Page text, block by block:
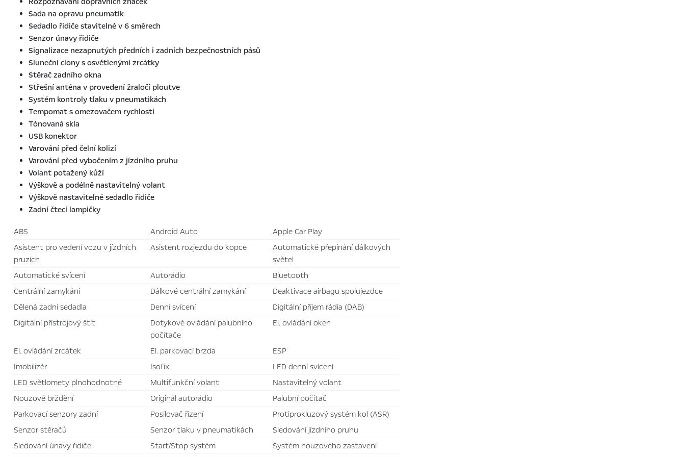
Sada na opravu pneumatik
Sedadlo řidiče stavitelné v 6 směrech
Senzor únavy řidiče
Signalizace nezapnutých předních i zadních bezpečnostních pásů
Sluneční clony s osvětlenými zrcátky
Stěrač zadního okna
Střešní anténa v provedení žraločí ploutve
Systém kontroly tlaku v pneumatikách
Tempomat s omezovačem rychlosti
Tónovaná skla
USB konektor
Varování před čelní kolizí
Varování před vybočením z jízdního pruhu
Volant potažený kůží
Výškově a podélně nastavitelný volant
Výškově nastavitelné sedadlo řidiče
Zadní čtecí lampičky
ABS Android Auto
Apple Car Play
asistent pro vedení vozu v jízdních
pruzích
asistent rozjezdu do kopce
automatické přepínání dálkových
světel
automatické svícení
autorádio
bluetooth
centrální zamykání
dálkové centrální zamykání
deaktivace airbagu spolujezdce
dělená zadní sedadla
denní svícení
digitální příjem rádia (DAB)
digitální přístrojový štít
dotykové ovládání palubního
počítače
el. ovládání oken
el. ovládání zrcátek el. parkovací brzda
ESP
imobilizér
isofix
LED denní svícení
LED světlomety plnohodnotné
multifunkční volant
nastavitelný volant
nouzové brždění
originál autorádio
palubní počítač
parkovací senzory zadní
posilovač řízení
protiprokluzový systém kol (ASR)
senzor stěračů
senzor tlaku v pneumatikách
sledování jízdního pruhu
sledování únavy řidiče
Start/Stop systém
systém nouzového zastavení